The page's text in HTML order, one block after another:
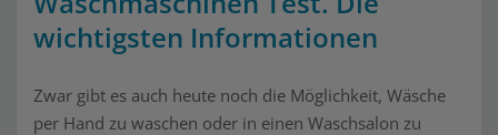
wichtigsten Informationen
Zwar gibt es auch heute noch die Möglichkeit, Wäsche
per Hand zu waschen oder in einen Waschsalon zu